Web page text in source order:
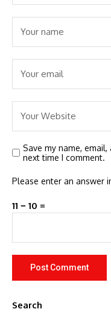
Save my name,
next time I comment.
Please enter an answer
11 − 10 =
Search